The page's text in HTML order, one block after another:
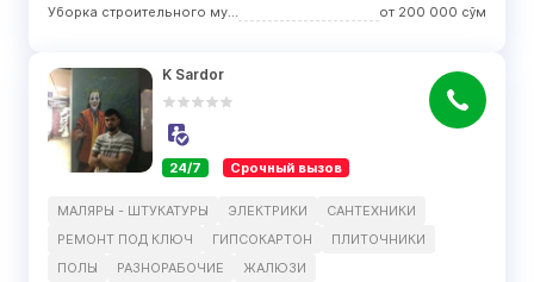
Уборка строительного мусора
от 200 000 сўм
K Sardor
24/7 Срочный вызов
МАЛЯРЫ - ШТУКАТУРЫ ЭЛЕКТРИКИ
САНТЕХНИКИ
РЕМОНТ ПОД КЛЮЧ
ГИПСОКАРТОН
ПЛИТОЧНИКИ
ПОЛЫ
РАЗНОРАБОЧИЕ ЖАЛЮЗИ